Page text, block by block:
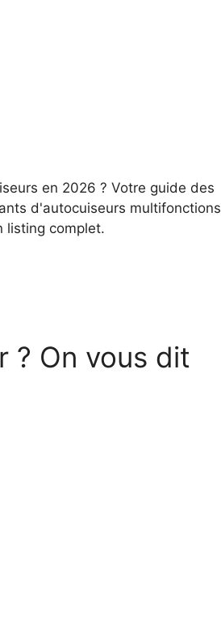
en 2026 ? Votre guide des
d'autocuiseurs multifonctions
listing complet.
? On vous dit